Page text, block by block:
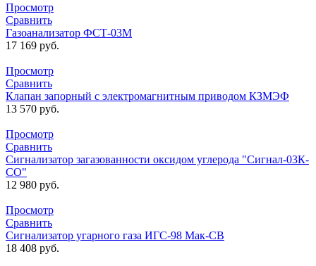
Просмотр
Сравнить
Газоанализатор ФСТ-03М
17 169 руб.
Просмотр
Сравнить
Клапан запорный с электромагнитным приводом КЗМЭФ
13 570 руб.
Просмотр
Сравнить
Сигнализатор загазованности оксидом углерода "Сигнал-03К-
СО"
12 980 руб.
Просмотр
Сравнить
Сигнализатор угарного газа ИГС-98 Мак-СВ
18 408 руб.